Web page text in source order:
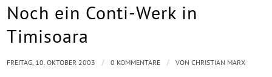
Noch ein Conti-Werk in
Timisoara
FREITAG, 10. OKTOBER 2003 / 0 KOMMENTARE / VONCHRISTIAN MARX